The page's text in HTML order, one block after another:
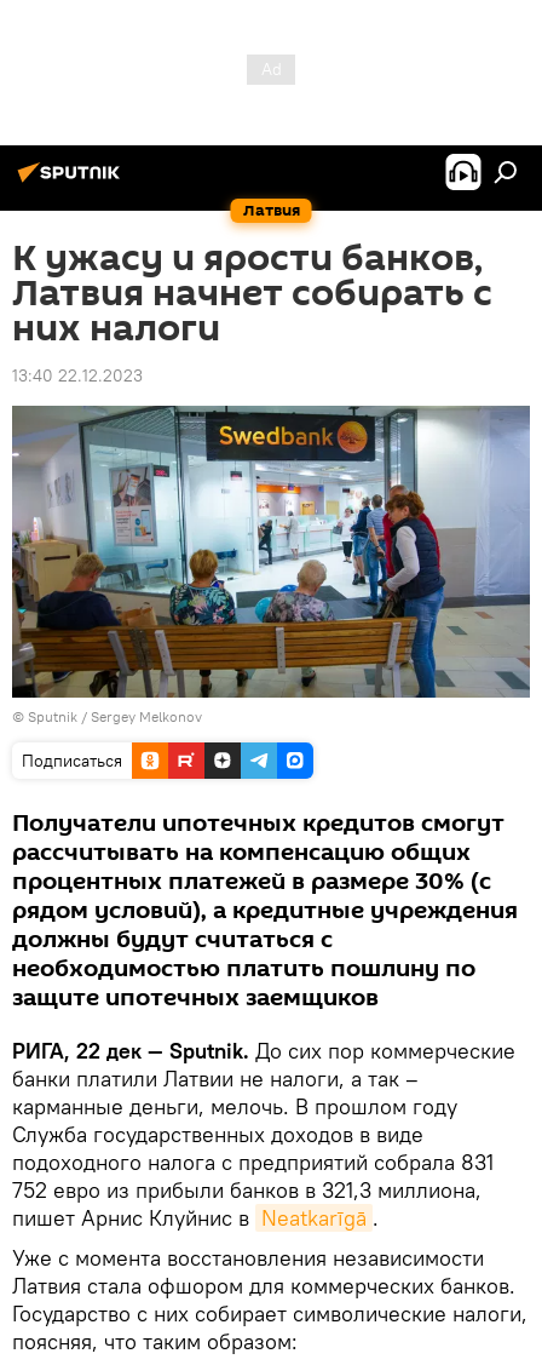
Латвия
К ужасу и ярости банков,
Латвия начнет собирать с
них налоги
13:40 22.12.2023
© Sputnik / Sergey Melkonov
Подписаться
Получатели ипотечных кредитов смогут
рассчитывать на компенсацию общих
процентных платежей в размере 30% (с
рядом условий), а кредитные учреждения
должны будут считаться с
необходимостью платить пошлину по
защите ипотечных заемщиков
РИГА, 22 дек — Sputnik. До сих пор коммерческие
банки платили Латвии не налоги, а так –
карманные деньги, мелочь. В прошлом году
Служба государственных доходов в виде
подоходного налога с предприятий собрала 831
752 евро из прибыли банков в 321,3 миллиона,
пишет Арнис Клуйнис в Neatkarīgā .
Уже с момента восстановления независимости
Латвия стала офшором для коммерческих банков.
Государство с них собирает символические налоги,
поясняя, что таким образом: